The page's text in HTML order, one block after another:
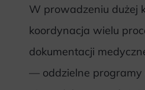
W prowadzeniu dużej
koordynacja wielu
dokumentacji
— oddzielne programy